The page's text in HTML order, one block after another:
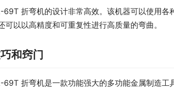
69T 折弯机的设计非常高效。该机器可以使用
可以以高精度和可重复性进行高质量的弯曲。
和窍门
69T 折弯机是一款功能强大的多功能金属制造工